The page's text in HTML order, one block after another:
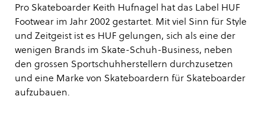
Pro Skateboarder Keith Hufnagel hat das Label HUF
Footwear im Jahr 2002 gestartet. Mit viel Sinn für Style
und Zeitgeist ist es HUF gelungen, sich als eine der
wenigen Brands im Skate-Schuh-Business, neben
den grossen Sportschuhherstellern durchzusetzen
und eine Marke von Skateboardern für Skateboarder
aufzubauen.